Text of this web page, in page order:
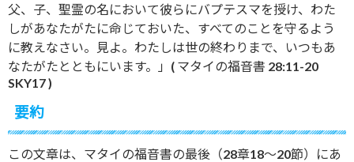
父、子、聖霊の名において彼らにバプテスマを授け、わた
しがあなたがたに命じておいた、すべてのことを守るよう
に教えなさい。見よ。わたしは世の終わりまで、いつもあ
なたがたとともにいます。」( マタイの福音書 28:11-20
SKY17 )
要約
この文章は、マタイの福音書の最後（28章18〜20節）にあ